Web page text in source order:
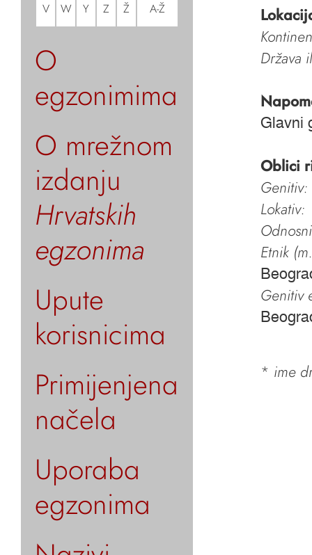
V W Y Z Ž A-Ž
O
egzonimima
O mrežnom
izdanju
Hrvatskih
egzonima
Upute
korisnicima
Primijenjena
načela
Uporaba
egzonima
Država
Glavni
Oblici
Genitiv:
Lokativ:
Etnik
Genitiv
* ime